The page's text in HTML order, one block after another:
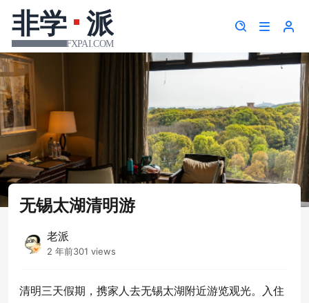
无锡太湖清明游
老派
2 年前301 views
清明三天假期，携家人去无锡太湖附近游览观光。入住